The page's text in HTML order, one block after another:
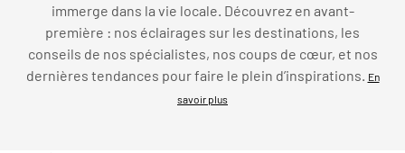
immerge dans la vie locale. Découvrez en avant-
première : nos éclairages sur les destinations, les
conseils de nos spécialistes, nos coups de cœur, et nos
dernières tendances pour faire le plein d’inspirations.
En
savoir plus